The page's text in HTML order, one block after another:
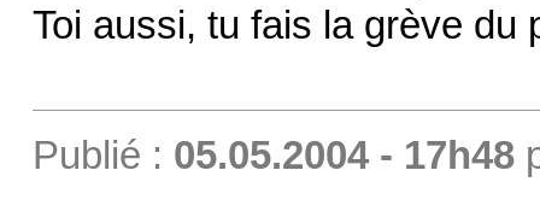
Toi aussi, tu fais la grève du
Publié : 05.05.2004 - 17h48